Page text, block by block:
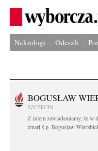
Nekrologi Odeszli
BOGUSŁAW
SZCZECIN
Z żalem zawiadamiamy, że w
zmarł ś.p. Bogusław